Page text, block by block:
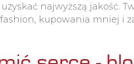
najwyższą jakość.
kupowania mniej i